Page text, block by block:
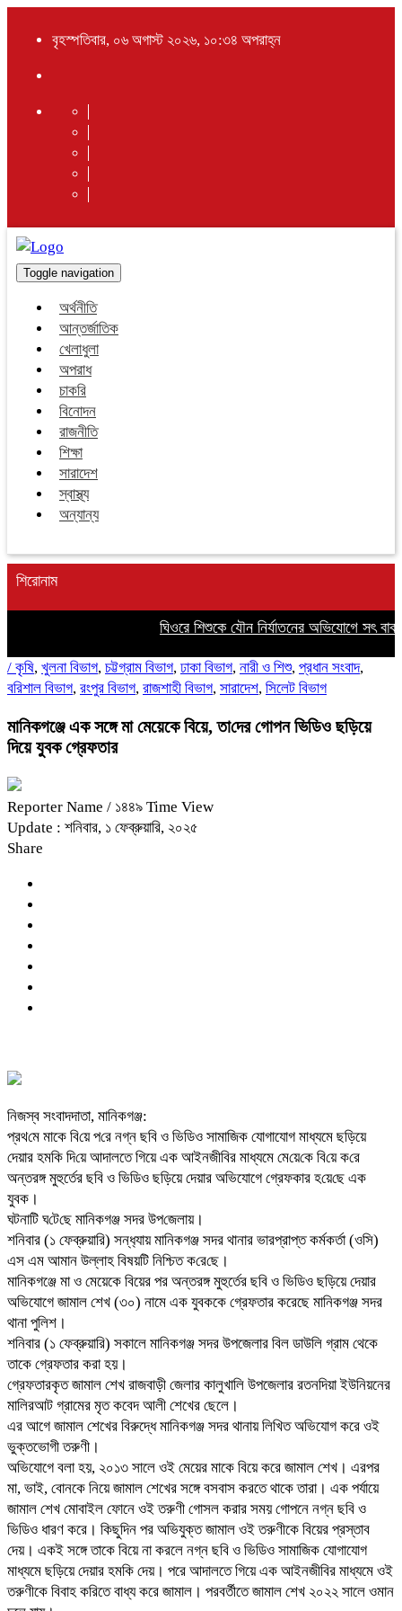
বৃহস্পতিবার, ০৬ অগাস্ট ২০২৬, ১০:৩৪ অপরাহ্ন
Toggle navigation
অর্থনীতি
আন্তর্জাতিক
খেলাধুলা
অপরাধ
চাকরি
বিনোদন
রাজনীতি
শিক্ষা
সারাদেশ
স্বাস্থ্য
অন্যান্য
শিরোনাম
ঘিওরে শিশুকে যৌন নির্যাতনের অভিযোগে সৎ বাবা
/ কৃষি, খুলনা বিভাগ, চট্টগ্রাম বিভাগ, ঢাকা বিভাগ, নারী ও শিশু, প্রধান সংবাদ,
বরিশাল বিভাগ, রংপুর বিভাগ, রাজশাহী বিভাগ, সারাদেশ, সিলেট বিভাগ
মানিকগঞ্জে এক সঙ্গে মা মেয়েকে বিয়ে, তা‌দের গোপন ভিডিও ছড়িয়ে
দিয়ে যুবক গ্রেফতার
Reporter Name / ১৪৪৯ Time View
Update : শনিবার, ১ ফেব্রুয়ারি, ২০২৫
Share
নিজস্ব সংবাদদাতা, মা‌নিকগঞ্জ:
প্রথ‌মে মাকে বি‌য়ে প‌রে নগ্ন ছবি ও ভিডিও সামাজিক যোগাযোগ মাধ্যমে ছড়িয়ে
দেয়ার হমকি দি‌য়ে আদালতে গিয়ে এক আইনজীবির মাধ্যমে মে‌য়ে‌কে বি‌য়ে ক‌রে
অন্তরঙ্গ মুহুর্তের ছবি ও ভিডিও ছড়িয়ে দেয়ার অভিযোগে গ্রেফকার হ‌য়ে‌ছে এক
যুবক।
ঘটনা‌টি ঘ‌টে‌ছে মা‌নিকগ‌ঞ্জ সদর উপ‌জেলায়।
শনিবার (১ ফেব্রুয়া‌রি) সন্ধ‌্যায় মানিকগঞ্জ সদর থানার ভারপ্রাপ্ত কর্মকর্তা (ও‌সি)
এস এম আমান উল্লাহ বিষয়‌টি নি‌শ্চিত ক‌রে‌ছে।
মানিকগঞ্জে মা ও মেয়েকে বিয়ের পর অন্তরঙ্গ মুহুর্তের ছবি ও ভিডিও ছড়িয়ে দেয়ার
অভিযোগে জামাল শেখ (৩০) নামে এক যুবককে গ্রেফতার করেছে মা‌নিকগঞ্জ সদর
থানা পুলিশ।
শনিবার (১ ফেব্রুয়া‌রি) সকালে মানিকগঞ্জ সদর উপজেলার বিল ডাউলি গ্রাম থেকে
তাকে গ্রেফতার করা হয়।
গ্রেফতারকৃত জামাল শেখ রাজবাড়ী জেলার কালুখালি উপজেলার রতনদিয়া ইউনিয়নের
মালিরআট গ্রামের মৃত কবেদ আলী শেখের ছেলে।
এর আগে জামাল শেখের বিরুদ্ধে মানিকগঞ্জ সদর থানায় লিখিত অভিযোগ করে ওই
ভুক্তভোগী তরুণী।
অভিযোগে বলা হয়, ২০১৩ সালে ওই মেয়ের মাকে বিয়ে করে জামাল শেখ। এরপর
মা, ভাই, বোনকে নিয়ে জামাল শেখের সঙ্গে বসবাস করতে থাকে তারা। এক পর্যায়ে
জামাল শেখ মোবাইল ফোনে ওই তরুণী গোসল করার সময় গোপনে নগ্ন ছবি ও
ভিডিও ধারণ করে। কিছুদিন পর অভিযুক্ত জামাল ওই তরুণীকে বিয়ের প্রস্তাব
দেয়। একই সঙ্গে তাকে বিয়ে না করলে নগ্ন ছবি ও ভিডিও সামাজিক যোগাযোগ
মাধ্যমে ছড়িয়ে দেয়ার হমকি দেয়। পরে আদালতে গিয়ে এক আইনজীবির মাধ্যমে ওই
তরুণীকে বিবাহ করিতে বাধ্য করে জামাল। পরবর্তীতে জামাল শেখ ২০২২ সালে ওমান